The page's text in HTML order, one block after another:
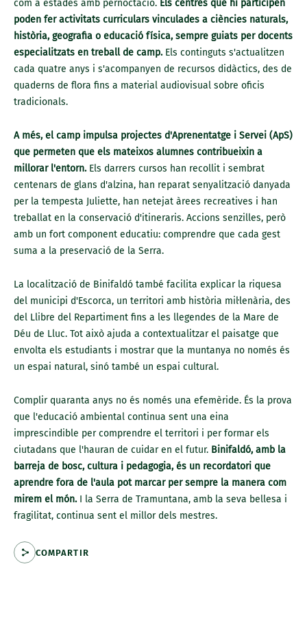
com a estades amb pernoctació. Els centres que hi participen
poden fer activitats curriculars vinculades a ciències naturals,
història, geografia o educació física, sempre guiats per docents
especialitzats en treball de camp.Els continguts s'actualitzen
cada quatre anys i s'acompanyen de recursos didàctics, des de
quaderns de flora fins a material audiovisual sobre oficis
tradicionals.
A més, el camp impulsa projectes d'Aprenentatge i Servei (ApS)
que permeten que els mateixos alumnes contribueixin a
millorar l'entorn.Els darrers cursos han recollit i sembrat
centenars de glans d'alzina, han reparat senyalització danyada
per la tempesta Juliette, han netejat àrees recreatives i han
treballat en la conservació d'itineraris. Accions senzilles, però
amb un fort component educatiu: comprendre que cada gest
suma a la preservació de la Serra.
La localització de Binifaldó també facilita explicar la riquesa
del municipi d'Escorca, un territori amb història mil·lenària, des
del Llibre del Repartiment fins a les llegendes de la Mare de
Déu de Lluc. Tot això ajuda a contextualitzar el paisatge que
envolta els estudiants i mostrar que la muntanya no només és
un espai natural, sinó també un espai cultural.
Complir quaranta anys no és només una efemèride. És la prova
que l'educació ambiental continua sent una eina
imprescindible per comprendre el territori i per formar els
ciutadans que l'hauran de cuidar en el futur. Binifaldó, amb la
barreja de bosc, cultura i pedagogia, és un recordatori que
aprendre fora de l'aula pot marcar per sempre la manera com
mirem el món.I la Serra de Tramuntana, amb la seva bellesa i
fragilitat, continua sent el millor dels mestres.
COMPARTIR